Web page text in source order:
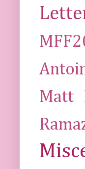
Matt